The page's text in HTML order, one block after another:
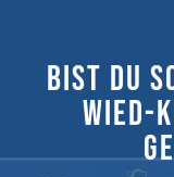
Bist du